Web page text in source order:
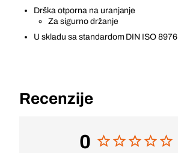
Drška otporna na uranjanje
Za sigurno držanje
U skladu sa standardom DIN ISO 8976
Recenzije
0